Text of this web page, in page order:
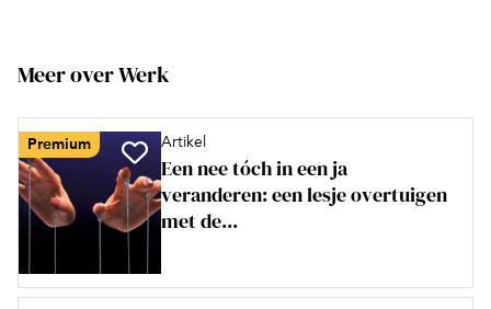
Meer over Werk
Premium Artikel
Een nee tóch in een ja
veranderen: een lesje overtuigen
met de...